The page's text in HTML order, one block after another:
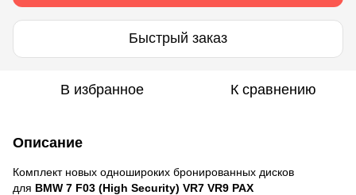
Быстрый заказ
В избранное К сравнению
Описание
Комплект новых одношироких бронированных дисков
для BMW 7 F03 (High Security) VR7 VR9 PAX